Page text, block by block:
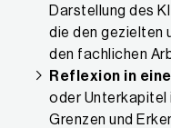
Darstellung des
die den gezielten
den fachlichen
Reflexion in
oder Unterkapitel
Grenzen und